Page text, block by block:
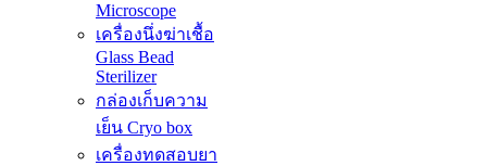
Microscope
เครื่องนึ่งฆ่าเชื้อ
Glass Bead
Sterilizer
กล่องเก็บความ
เย็น Cryo box
เครื่องทดสอบยา